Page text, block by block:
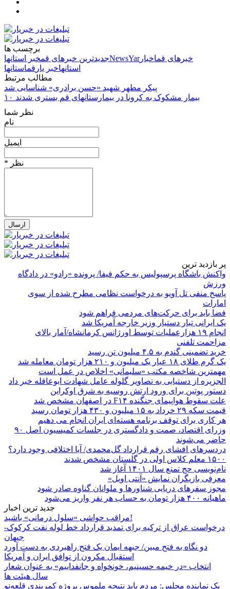
برچسب ها
جدیدترین خبرهای قمخبر استانها NewsYar خبرهای قماخبار
استانهاخبر یار قماستانها
مطالب مرتبط
پیکر مطهر شهید «حسن برادری» شناسایی شد
۱۰ بیمار مشکوک به کرونا در بیمارستانهای قم بستری شدند
نظر شما
نام
ایمیل
* نظر
پر بازدید ترین
واکنش باشگاه پرسپولیس به حکم فیفا/ پرونده «رادو» در دادگاه
ورزش
پاسخ منفی تل آویو به درخواست نظامی مطرح شده از سوی
امارات
فضا باید برای حرکت‌های مردمی فراهم شود
یک ایرانی تبار دستیار وزیر خارجه آمریکا شد
انجام ۱۹ هزارعملیات توسط اورژانس کرمانشاه/آمار بالای
مزاحمت تلفنی
خرید تضمینی گندم به ۴.۵ میلیون تن رسید
یک گرم طلای ۱۸ عیار یک میلیون و ۲۱۰ هزار تومان معامله شد
مهمترین شاخصه مکتب «سلیمانی» اخلاص در عمل است
الجزیره از دستیابی به تصاویر گلوله عامل شهادت ابوعاقله خبر داد
دستور پوتین برای ورود ارتش روسیه به شرق اوکراین
علت سقوط هواپیمای جنگنده F۱۴ در اصفهان مشخص شد
قیمت سکه ۲۹ خرداد به ۱۵ میلیون و ۴۳۰ هزار تومان رسید
هر کاری برای توقف برنامه هسته‌ای ایران انجام می دهیم
وزرای اقتصاد، صمت و دادگستری در جلسات کمیسیون اصل ۹۰
حاضر می‌شوند
دردسرهای افشای رقم قرارداد گل‌محمدی/ آیا اختلافی وجود دارد؟
۱۵۰۰ معلم کلاس اولی در گلستان مشخص شدند
نام‌نویسی حج تمتع سال ۱۴۰۱ آغاز شد
معرفی بازیگران نمایش «آنتی اویل»
مجوز سفرهای دریایی شناورها و ملوانان گناوه صادر شود
ماهیانه ۴۰۰ هزار تومان به حساب هر نفر واریز می‌شود
جدید ترین اخبار
مراقب حواشی «سلول درمانی» باشید!
درخواست عراق از ترکیه برای تمدید قرارداد خط لوله نفت کرکوک-
جیهان
دو نگاه به فتح مبین/ جبهه ایمان یک فتح راهبردی به دست آورد
استقبال مکرون از توافق ایران و آمریکا
انتخاب «در خیمه حسینیم، خونخواه و جانفداییم» به عنوان شعار
سال هیئت ها
یک نماینده مجلس: مردم باید نتیجه ملموس پروژه کمربندی قلعه‌نو